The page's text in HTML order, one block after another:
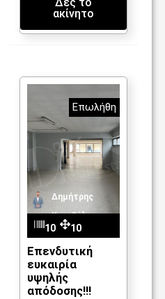
ακίνητο
Επωλήθη
Δημήτρης
Καντζέλης
10
80
10
05
m2
Επενδυτική
ευκαιρία
υψηλής
απόδοσης!!!